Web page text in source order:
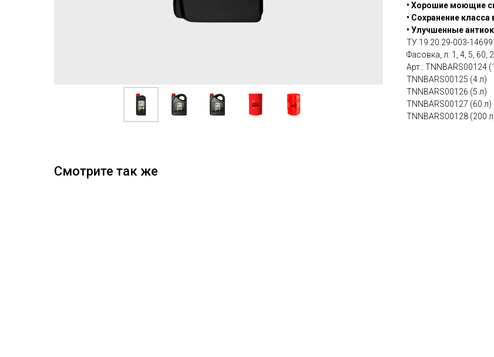
• Хорошие моющие
• Сохранение класса
• Улучшенные
ТУ 19.20.29-003-
Фасовка, л: 1, 4, 5, 60,
Арт.: TNNBARS00124
TNNBARS00125 (4 л)
TNNBARS00126 (5 л)
TNNBARS00127 (60 л)
TNNBARS00128 (200
Смотрите так же